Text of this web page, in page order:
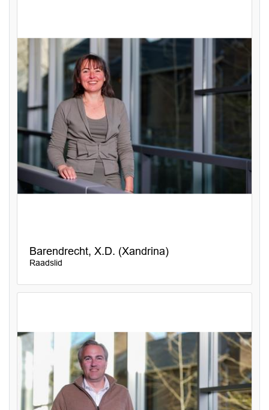
Barendrecht, X.D. (Xandrina)
Raadslid